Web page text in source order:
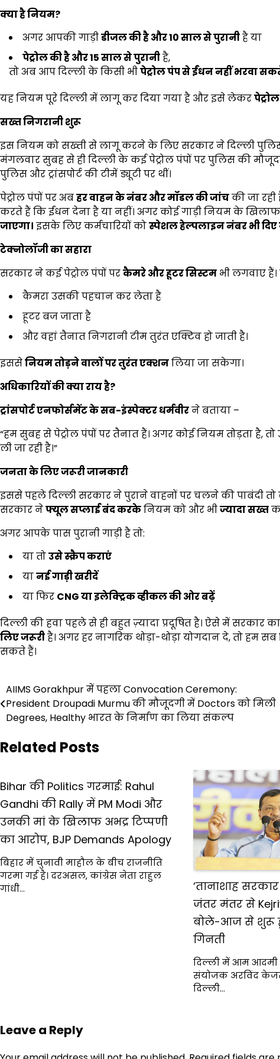
क्या है नियम?
अगर आपकी गाड़ीडीजल की है और10साल से पुरानीहै या
पेट्रोल की है और15साल से पुरानीहै,
तो अब आप दिल्ली के किसी भीपेट्रोल पंप से ईंधन नहीं भरवा
यह नियम पूरे दिल्ली में लागू कर दिया गया है और इसे लेकर
सख्त निगरानी शुरू
इस नियम को सख्ती से लागू करने के लिए सरकार ने दिल्ली पुलिस,
मंगलवार सुबह से ही दिल्ली के कई पेट्रोल पंपों पर पुलिस की
पुलिस और ट्रांसपोर्ट की टीमें ड्यूटी पर थीं।
पेट्रोल पंपों पर अबहर वाहन के नंबर और मॉडल की जांचकी जा
करते हैं कि ईंधन देना है या नहीं। अगर कोई गाड़ी नियम के
जाएगा। इसके लिए कर्मचारियों कोस्पेशल हेल्पलाइन नंबर भी दिए
टेक्नोलॉजी का सहारा
सरकार ने कई पेट्रोल पंपों परकैमरे और हूटर सिस्टम भी लगवाए
कैमरा उसकी पहचान कर लेता है
हूटर बज जाता है
और वहां तैनात निगरानी टीम तुरंत एक्टिव हो जाती है।
इससेनियम तोड़ने वालों पर तुरंत एक्शनलिया जा सकेगा।
अधिकारियों की क्या राय है?
ट्रांसपोर्ट एनफोर्समेंट के सब-इंस्पेक्टर धर्मवीरने बताया –
“हम सुबह से पेट्रोल पंपों पर तैनात हैं। अगर कोई नियम तोड़ता है,
ली जा रही है।”
जनता के लिए जरूरी जानकारी
इससे पहले दिल्ली सरकार ने पुराने वाहनों पर चलने की पाबंदी
सरकार नेफ्यूल सप्लाई बंद करकेनियम को और भीज्यादा सख्त
अगर आपके पास पुरानी गाड़ी है तो:
या तोउसे स्क्रैप कराएं
यानई गाड़ी खरीदें
या फिर CNGया इलेक्ट्रिक व्हीकल की ओर बढ़ें
दिल्ली की हवा पहले से ही बहुत ज़्यादा प्रदूषित है। ऐसे में
लिए जरूरीहै। अगर हर नागरिक थोड़ा-थोड़ा योगदान दे, तो हम
सकते हैं।
Post
navigation
AIIMS Gorakhpur में पहला Convocation Ceremony:
President Droupadi Murmu की मौजूदगी में Doctors को मिली
Degrees, Healthy भारत के निर्माण का लिया संकल्प
Related Posts
Bihar की Politics गरमाई: Rahul
Gandhi की Rally में PM Modi और
उनकी मां के खिलाफ अभद्र टिप्पणी
का आरोप, BJP Demands Apology
बिहार में चुनावी माहौल के बीच राजनीति
गरमा गई है। दरअसल, कांग्रेस नेता राहुल
गांधी…
‘तानाशाह
जंतर मंतर से
बोले-आज से शुरू
गिनती
दिल्ली में आम आदमी
संयोजक अरविंद
दिल्ली…
Leave a Reply